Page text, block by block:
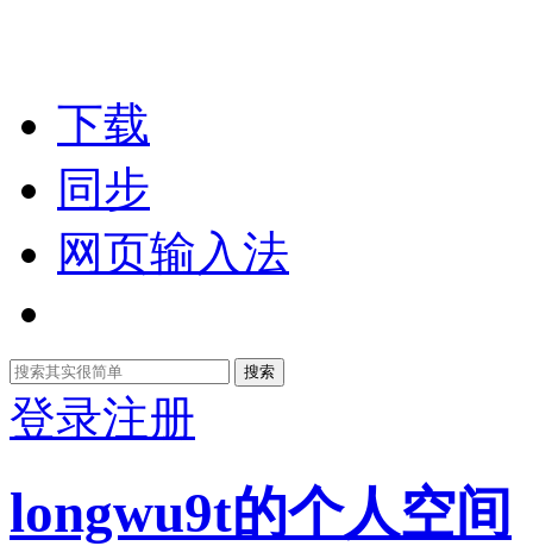
下载
同步
网页输入法
搜索
登录注册
longwu9t的个人空间